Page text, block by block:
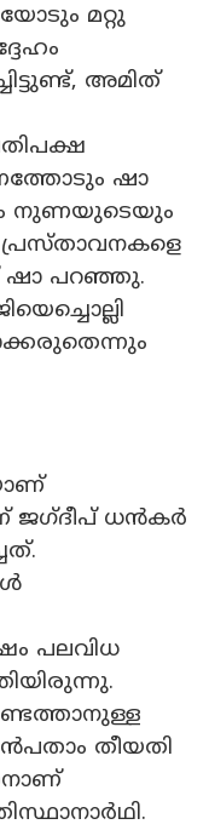
മറ്റു
അമിത്
ഷാ
നുണയുടെയും
പ്രസ്താവനകളെ
ഷാ പറഞ്ഞു.
ജഗ്ദീപ് ധൻകർ
പലവിധ
തീയതി